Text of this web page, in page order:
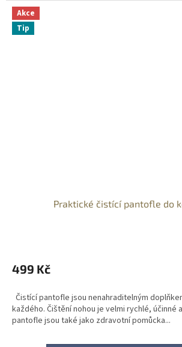
Akce
Tip
Praktické čistící pantofle do
499 Kč
Čistící pantofle jsou nenahraditelným
každého. Čištění nohou je velmi rychlé, účinné
pantofle jsou také jako zdravotní pomůcka...